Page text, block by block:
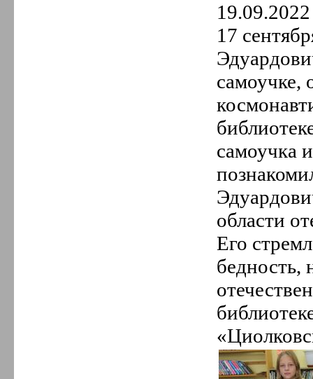
19.09.2022
17
самоучке,
самоучка
области
Его
бедность,